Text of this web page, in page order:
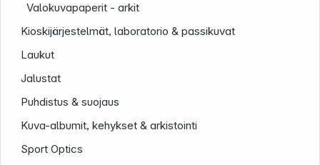
Valokuvapaperit - arkit
Kioskijärjestelmät, laboratorio & passikuvat
Laukut
Jalustat
Puhdistus & suojaus
Kuva-albumit, kehykset & arkistointi
Sport Optics